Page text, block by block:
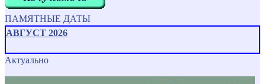
ПАМЯТНЫЕ ДАТЫ
АВГУСТ 2026
Актуально